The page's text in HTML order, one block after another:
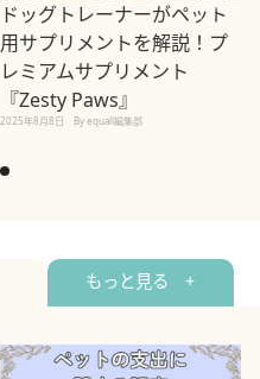
ドッグトレーナーがペット
用サプリメントを解説！プ
レミアムサプリメント
『Zesty Paws』
2025年8月8日 By equall編集部
もっと見る +